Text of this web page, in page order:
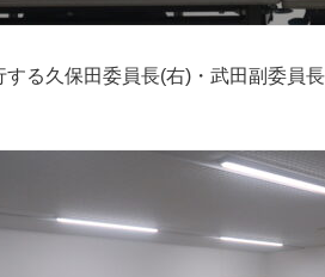
する久保田委員長(右)・武田副委員